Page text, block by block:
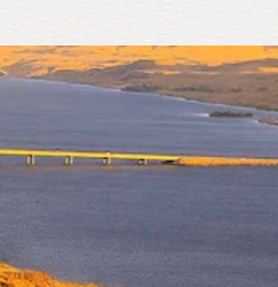
新しい請求プログラム
変動料金、分散型発電エネルギー、再生可
ー、ネットメータリング、電気自動車な
しい請求プログラムにより、顧客にさら
ョンを提供できるほか、収益とビジネス
ます。請求書、調整、支払の影響など、
の詳細を取得できます。
強力でスケーラブルな測定
検証、推定、および編集（VEE）処理、使
求決定要因の計算およびエクスポート、
タ集計など、すべてのメーター関連デー